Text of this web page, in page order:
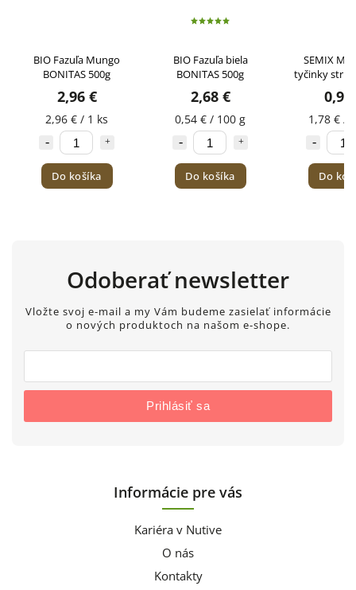
BIO Fazuľa Mungo
BONITAS 500g
2,96 €
2,96 € / 1 ks
Do košíka
BIO Fazuľa biela
BONITAS 500g
2,68 €
0,54 € / 100 g
Do košíka
SEMIX
tyčinky
55g
0,98
1,78 € /
Do
Odoberať newsletter
Vložte svoj e-mail a my Vám budeme zasielať informácie
o nových produktoch na našom e-shope.
Prihlásiť sa
Informácie pre vás
Kariéra v Nutive
O nás
Kontakty